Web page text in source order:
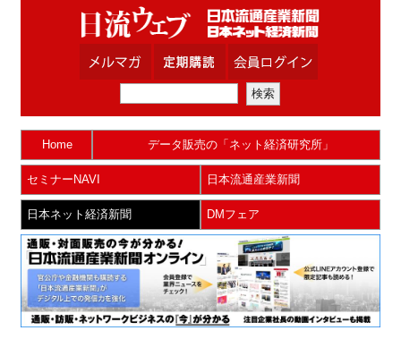
Home データ販売の「ネット経済研究所」
セミナーNAVI 日本流通産業新聞
日本ネット経済新聞 DMフェア